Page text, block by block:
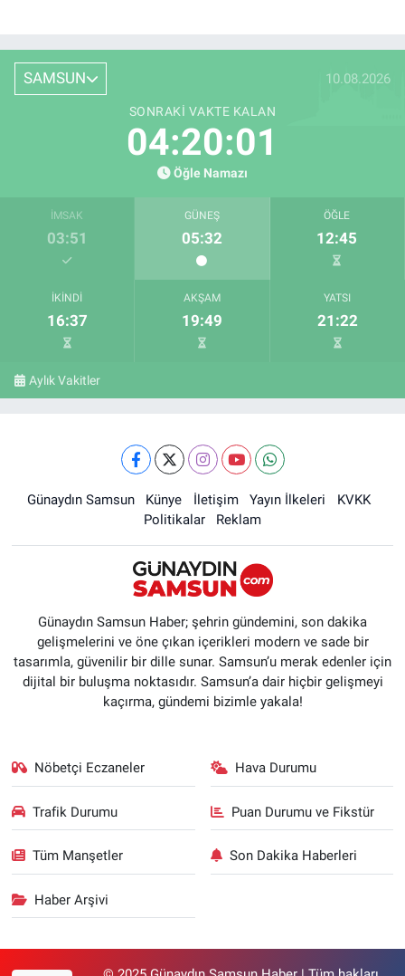
SAMSUN 10.08.2026
SONRAKI VAKTE KALAN
04:20:00
Öğle Namazı
İMSAK
03:51
GÜNEŞ
05:32
ÖĞLE
12:45
İKINDI
16:37
AKŞAM
19:49
YATSI
21:22
Aylık Vakitler
Günaydın Samsun Künye İletişim Yayın İlkeleri
KVKK
Politikalar
Reklam
Günaydın Samsun Haber; şehrin gündemini, son dakika
gelişmelerini ve öne çıkan içerikleri modern ve sade bir
tasarımla, güvenilir bir dille sunar. Samsun’u merak edenler için
dijital bir buluşma noktasıdır. Samsun’a dair hiçbir gelişmeyi
kaçırma, gündemi bizimle yakala!
Nöbetçi Eczaneler Hava Durumu
Trafik Durumu Puan Durumu ve Fikstür
Tüm Manşetler Son Dakika Haberleri
Haber Arşivi